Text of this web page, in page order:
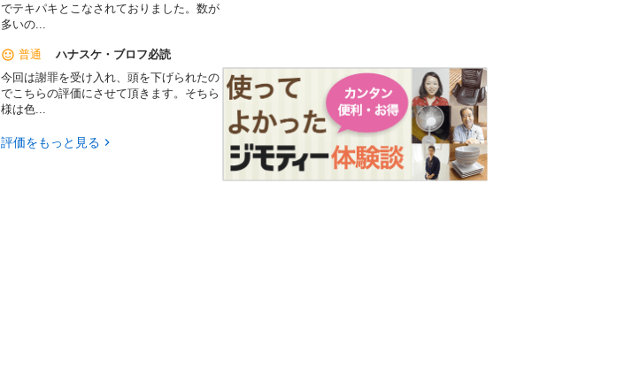
でテキパキとこなされておりました。数が
多いの...
普通
ハナスケ・ブロフ必読
今回は謝罪を受け入れ、頭を下げられたの
でこちらの評価にさせて頂きます。そちら
様は色...
評価をもっと見る